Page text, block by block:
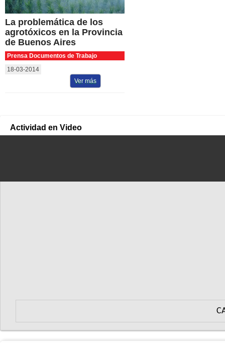
La problemática de los
agrotóxicos en la Provincia
de Buenos Aires
Prensa Documentos de Trabajo
18-03-2014
Ver más
Actividad en Video